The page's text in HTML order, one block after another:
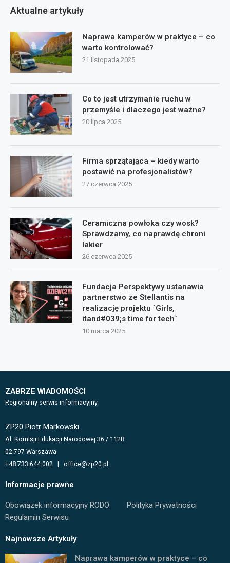
Aktualne artykuły
Naprawa kamperów w praktyce – co
warto kontrolować?
21 listopada 2025
Co to jest utrzymanie ruchu w
przemyśle i dlaczego jest ważne?
20 lipca 2025
Firma sprzątająca – kiedy warto
postawić na profesjonalistów?
27 czerwca 2025
Ceramiczna powłoka czy wosk?
Sprawdzamy, co naprawdę chroni
lakier
26 czerwca 2025
Fundacja Perspektywy ustanawia
partnerstwo ze Stellantis na
realizację projektu `Girls,
itand#039;s time for tech`
10 marca 2025
ZABRZE WIADOMOŚCI
Regionalny serwis informacyjny
ZP20 Piotr Markowski
Al. Komisji Edukacji Narodowej 36 / 112B
02-797 Warszawa
+48 733 644 002 | office@zp20.pl
Informacje prawne
Obowiązek informacyjny RODO
Polityka Prywatności
Regulamin Serwisu
Najnowsze Artykuły
Naprawa kamperów w praktyce – co